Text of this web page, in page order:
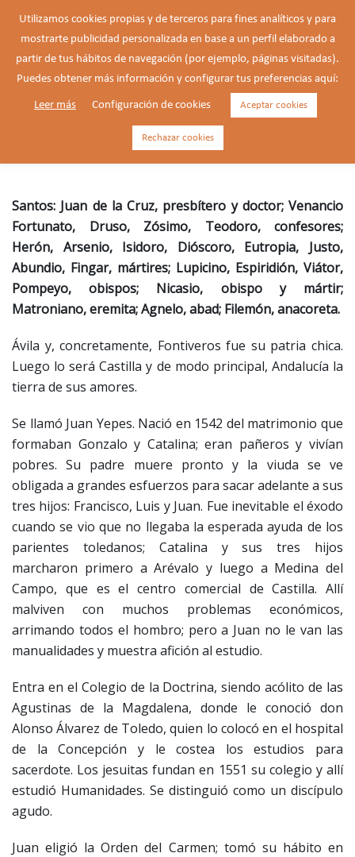
Juan de la Cruz, presbítero y
doctor de la Iglesia (1542-1591)
Santos: Juan de la Cruz, presbítero y doctor; Venancio
Fortunato, Druso, Zósimo, Teodoro, confesores;
Herón, Arsenio, Isidoro, Dióscoro, Eutropia, Justo,
Abundio, Fingar, mártires; Lupicino, Espiridión, Viátor,
Pompeyo, obispos; Nicasio, obispo y mártir;
Matroniano, eremita; Agnelo, abad; Filemón, anacoreta.
Ávila y, concretamente, Fontiveros fue su patria chica.
Luego lo será Castilla y de modo principal, Andalucía la
tierra de sus amores.
Se llamó Juan Yepes. Nació en 1542 del matrimonio que
formaban Gonzalo y Catalina; eran pañeros y vivían
pobres. Su padre muere pronto y la viuda se ve
obligada a grandes esfuerzos para sacar adelante a sus
tres hijos: Francisco, Luis y Juan. Fue inevitable el éxodo
cuando se vio que no llegaba la esperada ayuda de los
parientes toledanos; Catalina y sus tres hijos
marcharon primero a Arévalo y luego a Medina del
Campo, que es el centro comercial de Castilla. Allí
malviven con muchos problemas económicos,
arrimando todos el hombro; pero a Juan no le van las
manualidades y muestra afición al estudio.
Entra en el Colegio de la Doctrina, siendo acólito de las
Agustinas de la Magdalena, donde le conoció don
Alonso Álvarez de Toledo, quien lo colocó en el hospital
de la Concepción y le costea los estudios para
sacerdote. Los jesuitas fundan en 1551 su colegio y allí
estudió Humanidades. Se distinguió como un discípulo
agudo.
Juan eligió la Orden del Carmen; tomó su hábito en
Utilizamos cookies propias y de terceros para fines analíticos y para
mostrarte publicidad personalizada en base a un perfil elaborado a
partir de tus hábitos de navegación (por ejemplo, páginas visitadas).
Puedes obtener más información y configurar tus preferencias aquí:
Leer más Configuración de cookies Aceptar cookies
Rechazar cookies